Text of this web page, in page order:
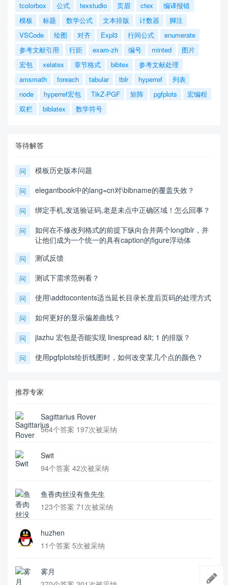
tcolorbox
公式 texstudio 页眉 ctex
编译报错
模板
标题 数学公式 文本排版 计数器
脚注
VSCode
绘图 对齐 Expl3 行间公式
enumerate
参考文献引用
行距 exam-zh 编号 minted
图片
宏包
xelatex 章节格式 bibtex
参考文献处理
amsmath
foreach tabular tblr hyperref
列表
node
hyperref宏包 TikZ-PGF 矩阵 pgfplots
宏编程
双栏
biblatex 数学符号
等待解答
问 模板历史版本问题
问 elegantbook中的lang=cn对\bibname的覆盖失效？
问 绑定手机,发送验证码,老是未点中正确区域！怎么回事？
问
如何在不修改列格式的前提下纵向合并两个longtblr，并
让他们成为一个统一的具有caption的figure浮动体
问 测试反馈
问 测试下需求范例看？
问 使用\addtocontents适当延长目录长度后页码的处理方式
问 如何更好的显示偏差曲线？
问 jiazhu 宏包是否能实现 linespread &lt; 1 的排版？
问 使用pgfplots绘折线图时，如何改变某几个点的颜色？
推荐专家
Sagittarius Rover
564个答案 197次被采纳
Swit
94个答案 42次被采纳
鱼香肉丝没有鱼先生
123个答案 71次被采纳
huzhen
11个答案 5次被采纳
雾月